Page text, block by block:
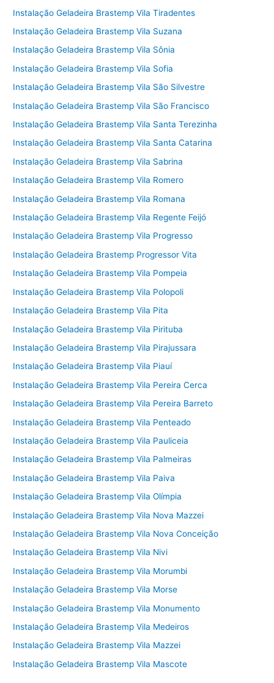
Instalação Geladeira Brastemp Vila Tiradentes
Instalação Geladeira Brastemp Vila Suzana
Instalação Geladeira Brastemp Vila Sônia
Instalação Geladeira Brastemp Vila Sofia
Instalação Geladeira Brastemp Vila São Silvestre
Instalação Geladeira Brastemp Vila São Francisco
Instalação Geladeira Brastemp Vila Santa Terezinha
Instalação Geladeira Brastemp Vila Santa Catarina
Instalação Geladeira Brastemp Vila Sabrina
Instalação Geladeira Brastemp Vila Romero
Instalação Geladeira Brastemp Vila Romana
Instalação Geladeira Brastemp Vila Regente Feijó
Instalação Geladeira Brastemp Vila Progresso
Instalação Geladeira Brastemp Progressor Vita
Instalação Geladeira Brastemp Vila Pompeia
Instalação Geladeira Brastemp Vila Polopoli
Instalação Geladeira Brastemp Vila Pita
Instalação Geladeira Brastemp Vila Pirituba
Instalação Geladeira Brastemp Vila Pirajussara
Instalação Geladeira Brastemp Vila Piauí
Instalação Geladeira Brastemp Vila Pereira Cerca
Instalação Geladeira Brastemp Vila Pereira Barreto
Instalação Geladeira Brastemp Vila Penteado
Instalação Geladeira Brastemp Vila Pauliceia
Instalação Geladeira Brastemp Vila Palmeiras
Instalação Geladeira Brastemp Vila Paiva
Instalação Geladeira Brastemp Vila Olímpia
Instalação Geladeira Brastemp Vila Nova Mazzei
Instalação Geladeira Brastemp Vila Nova Conceição
Instalação Geladeira Brastemp Vila Nivi
Instalação Geladeira Brastemp Vila Morumbi
Instalação Geladeira Brastemp Vila Morse
Instalação Geladeira Brastemp Vila Monumento
Instalação Geladeira Brastemp Vila Medeiros
Instalação Geladeira Brastemp Vila Mazzei
Instalação Geladeira Brastemp Vila Mascote